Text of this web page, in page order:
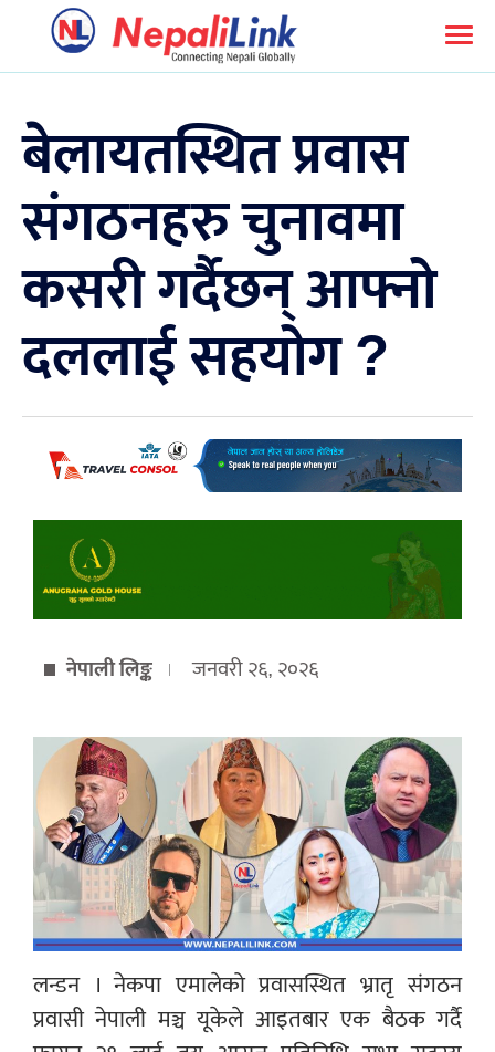
बेलायतस्थित प्रवास
संगठनहरु चुनावमा
कसरी गर्दैछन् आफ्नो
दललाई सहयोग ?
नेपाली लिङ्क जनवरी २६, २०२६
लन्डन । नेकपा एमालेको प्रवासस्थित भ्रातृ संगठन
प्रवासी नेपाली मञ्च यूकेले आइतबार एक बैठक गर्दै